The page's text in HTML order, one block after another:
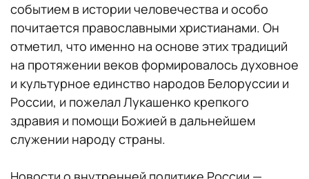
событием в истории человечества и особо
почитается православными христианами. Он
отметил, что именно на основе этих традиций
на протяжении веков формировалось духовное
и культурное единство народов Белоруссии и
России, и пожелал Лукашенко крепкого
здравия и помощи Божией в дальнейшем
служении народу страны.